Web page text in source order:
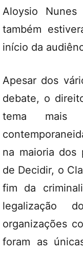
Aloysio
também
início da
Apesar dos
debate, o
tema mais
na maioria dos
de Decidir, o
fim da
legalização
organizações
foram as